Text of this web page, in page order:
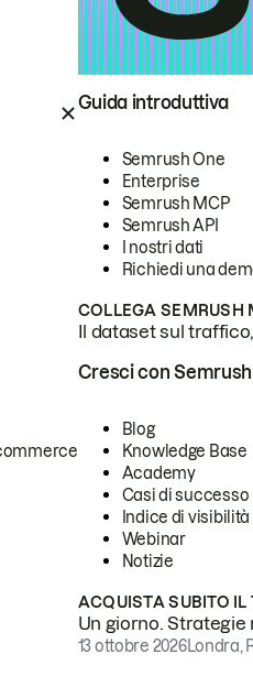
Guida introduttiva
Semrush One
Enterprise
Semrush MCP
Semrush API
I nostri dati
Richiedi una
COLLEGA SEMRUSH
Il dataset sul
Cresci con Semrush
Blog
Knowledge Base
Academy
Casi di successo
Indice di visibilità
Webinar
Notizie
ACQUISTA SUBITO IL
Un giorno.
13 ottobre 2026Londra,